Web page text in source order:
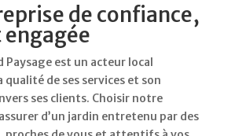
de confiance,
engagée
Paysage est un acteur local
qualité de ses services et son
ses clients. Choisir notre
d’un jardin entretenu par des